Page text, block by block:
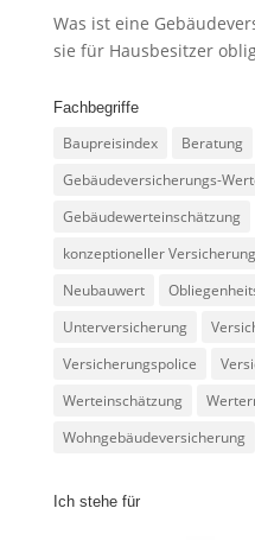
Was ist eine
sie für Hausbesitzer
Fachbegriffe
Baupreisindex Beratung
Gebäudeversicherungs-
Gebäudewerteinschätzung
konzeptioneller
Neubauwert
Unterversicherung
Versicherungspolice
Werteinschätzung
Wohngebäudeversicherung
Ich stehe für